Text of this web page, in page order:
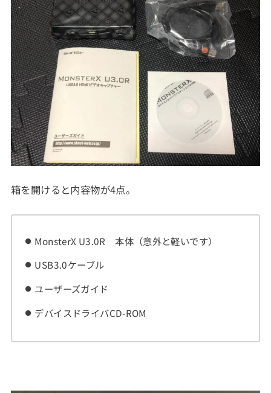
箱を開けると内容物が4点。
MonsterX U3.0R 本体（意外と軽いです）
USB3.0ケーブル
ユーザーズガイド
デバイスドライバCD-ROM